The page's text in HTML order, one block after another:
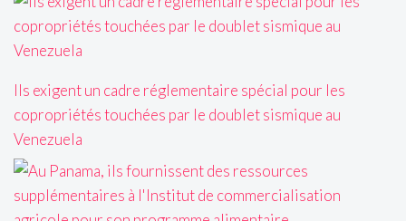
Ils exigent un cadre réglementaire spécial pour les
copropriétés touchées par le doublet sismique au
Venezuela